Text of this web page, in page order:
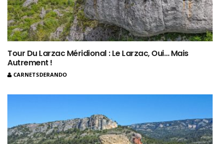
Tour Du Larzac Méridional : Le Larzac, Oui… Mais
Autrement !
CARNETSDERANDO